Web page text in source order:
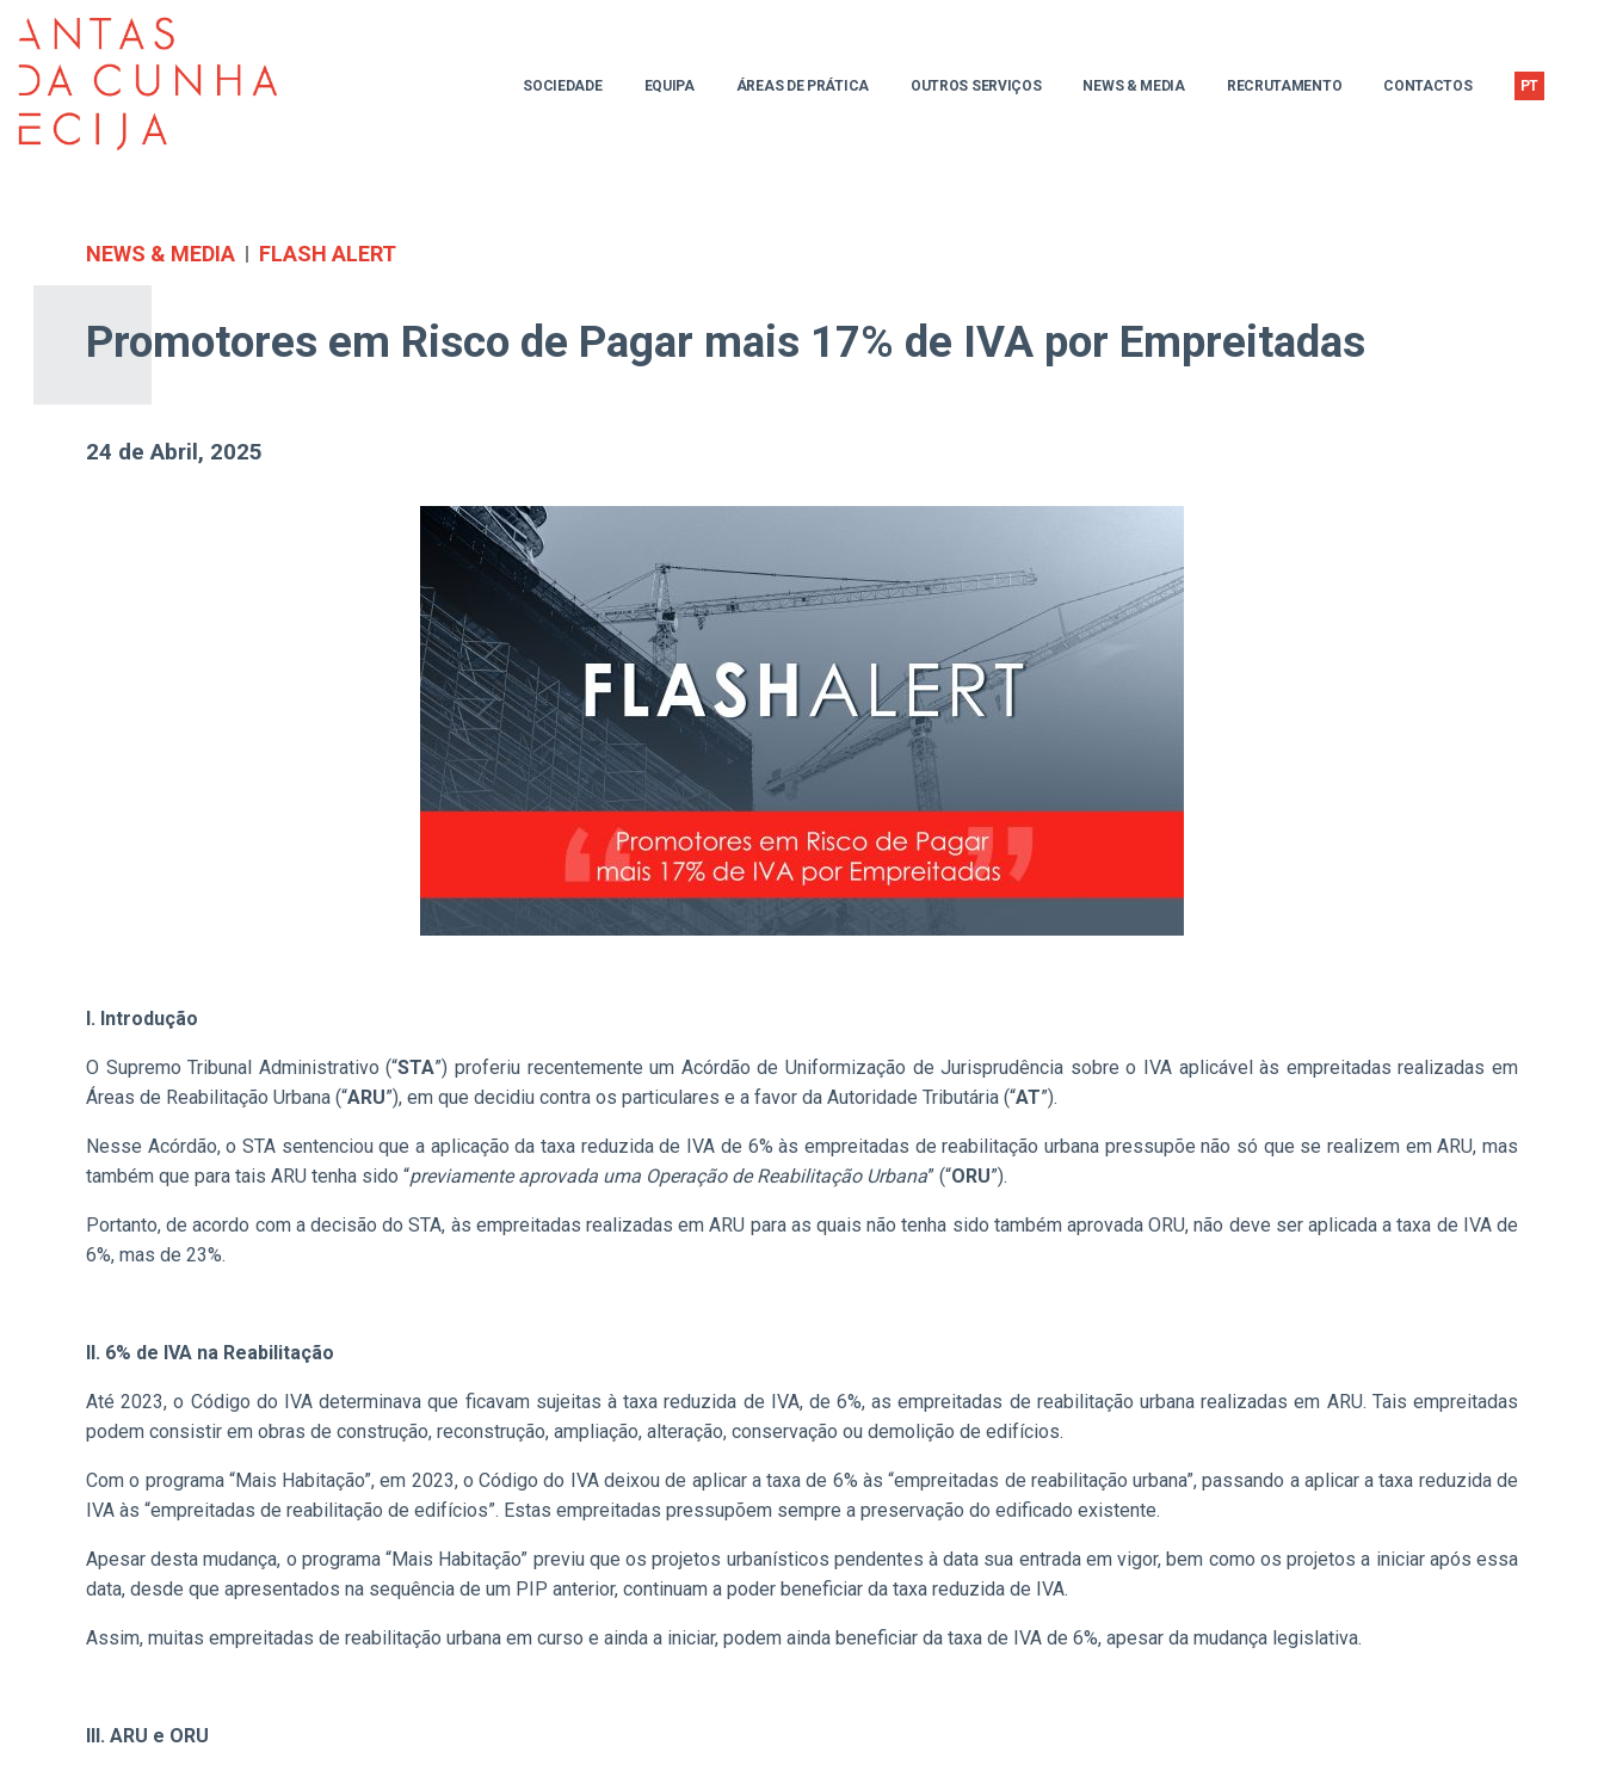
SOCIEDADE EQUIPA ÁREAS DE PRÁTICA OUTROS SERVIÇOS NEWS & MEDIA RECRUTAMENTO CONTACTOS PT
NEWS & MEDIA FLASH ALERT
Promotores em Risco de Pagar mais 17% de IVA por Empreitadas
24 de Abril, 2025
I. Introdução
O Supremo Tribunal Administrativo (“STA”) proferiu recentemente um Acórdão de Uniformização de Jurisprudência sobre o IVA aplicável às empreitadas realizadas em
Áreas de Reabilitação Urbana (“ARU”), em que decidiu contra os particulares e a favor da Autoridade Tributária (“AT”).
Nesse Acórdão, o STA sentenciou que a aplicação da taxa reduzida de IVA de 6% às empreitadas de reabilitação urbana pressupõe não só que se realizem em ARU, mas
também que para tais ARU tenha sido “previamente aprovada uma Operação de Reabilitação Urbana” (“ORU”).
Portanto, de acordo com a decisão do STA, às empreitadas realizadas em ARU para as quais não tenha sido também aprovada ORU, não deve ser aplicada a taxa de IVA de
6%, mas de 23%.
II. 6% de IVA na Reabilitação
Até 2023, o Código do IVA determinava que ficavam sujeitas à taxa reduzida de IVA, de 6%, as empreitadas de reabilitação urbana realizadas em ARU. Tais empreitadas
podem consistir em obras de construção, reconstrução, ampliação, alteração, conservação ou demolição de edifícios.
Com o programa “Mais Habitação”, em 2023, o Código do IVA deixou de aplicar a taxa de 6% às “empreitadas de reabilitação urbana”, passando a aplicar a taxa reduzida de
IVA às “empreitadas de reabilitação de edifícios”. Estas empreitadas pressupõem sempre a preservação do edificado existente.
Apesar desta mudança, o programa “Mais Habitação” previu que os projetos urbanísticos pendentes à data sua entrada em vigor, bem como os projetos a iniciar após essa
data, desde que apresentados na sequência de um PIP anterior, continuam a poder beneficiar da taxa reduzida de IVA.
Assim, muitas empreitadas de reabilitação urbana em curso e ainda a iniciar, podem ainda beneficiar da taxa de IVA de 6%, apesar da mudança legislativa.
III. ARU e ORU